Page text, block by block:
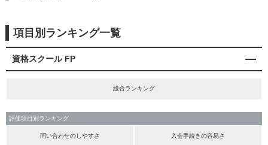
項目別ランキング一覧
資格スクール FP
総合ランキング
評価項目別ランキング
問い合わせのしやすさ 入会手続きの容易さ